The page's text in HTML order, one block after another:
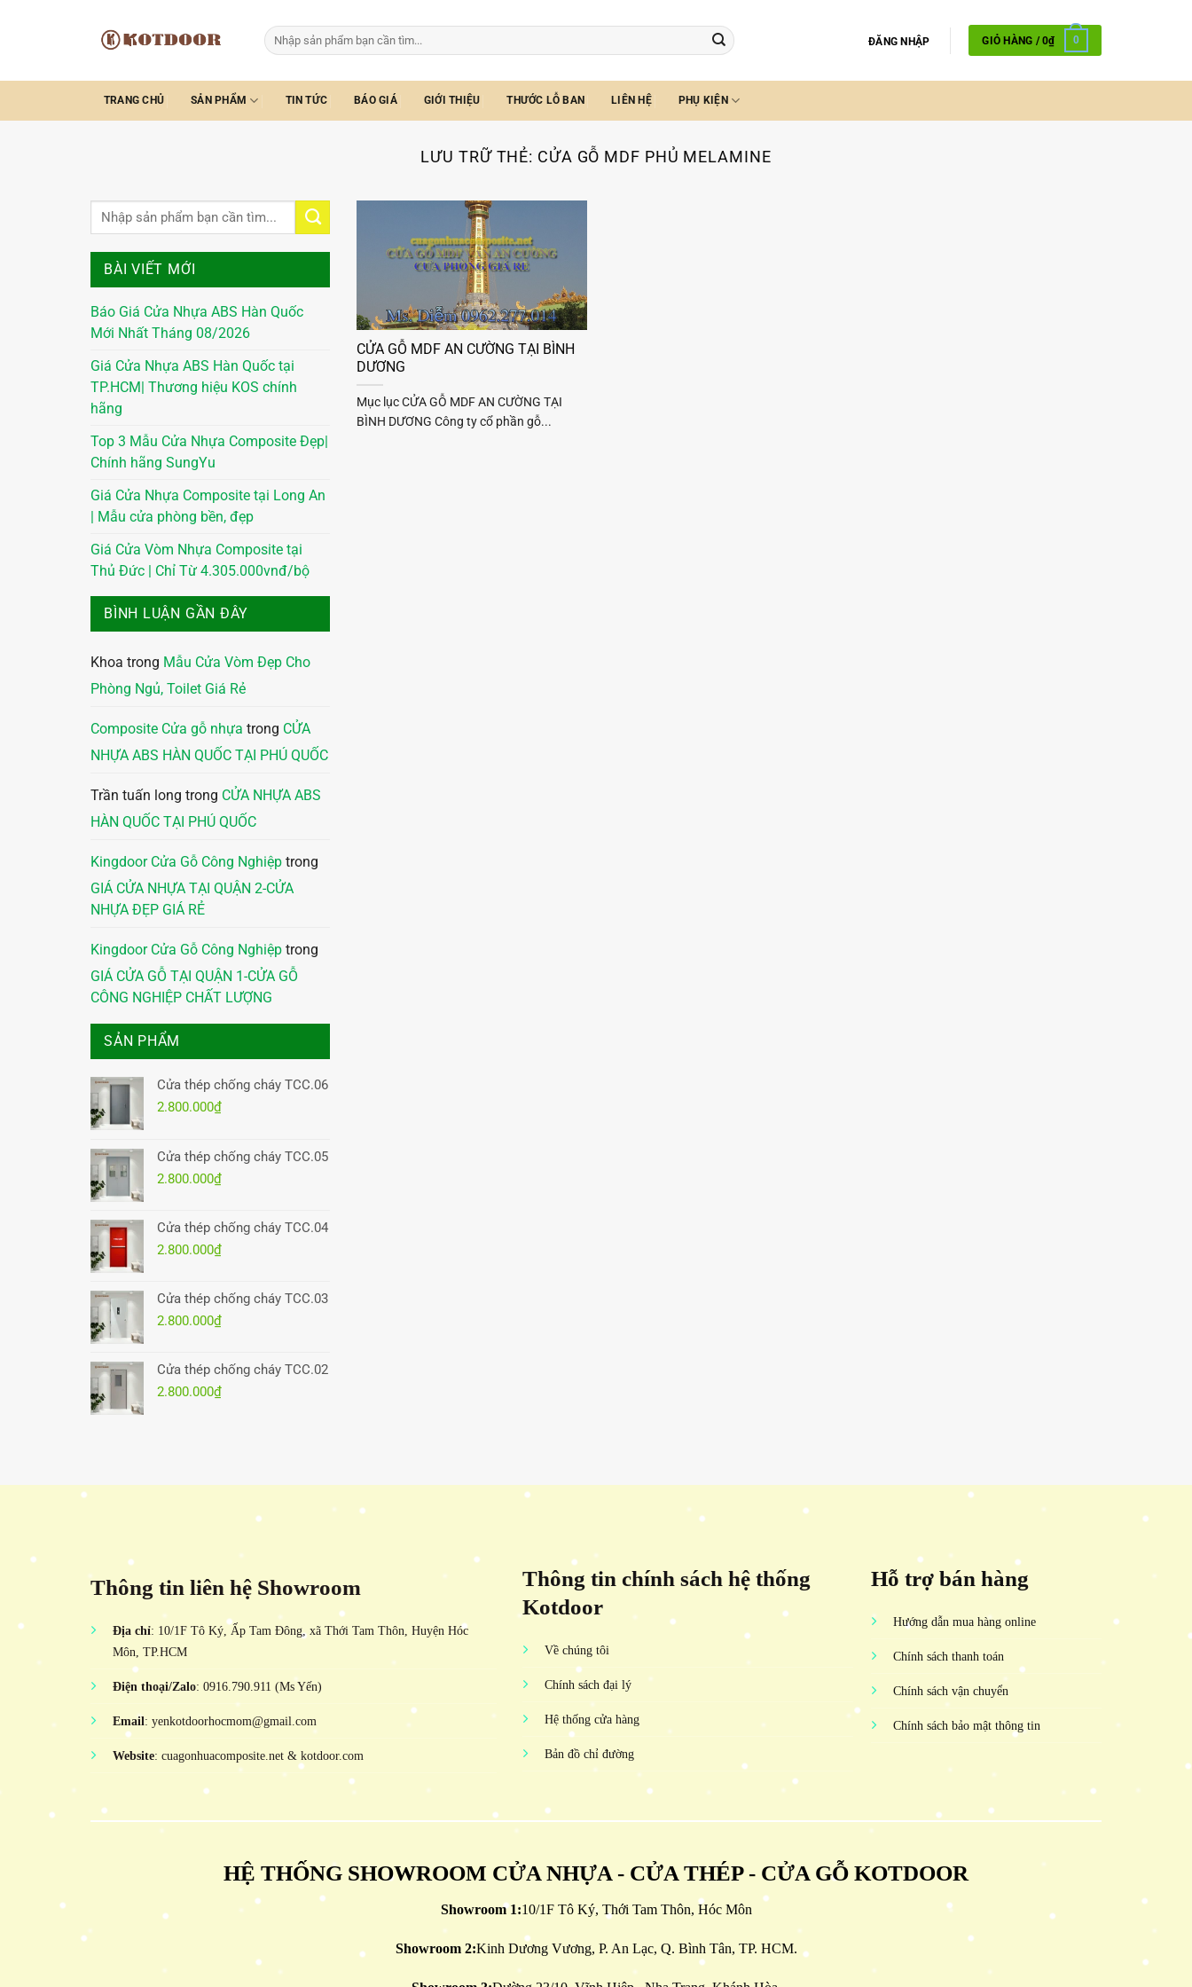
Tìm
kiếm:
ĐĂNG NHẬP GIỎ HÀNG /0₫ 0
TRANG CHỦ SẢN PHẨM TIN TỨC BÁO GIÁ GIỚI THIỆU THƯỚC LỖ BAN LIÊN HỆ PHỤ KIỆN
LƯU TRỮ THẺ: CỬA GỖ MDF PHỦ MELAMINE
BÀI VIẾT MỚI
Báo Giá Cửa Nhựa ABS Hàn Quốc
Mới Nhất Tháng 08/2026
Giá Cửa Nhựa ABS Hàn Quốc tại
TP.HCM| Thương hiệu KOS chính
hãng
Top 3 Mẫu Cửa Nhựa Composite Đẹp|
Chính hãng SungYu
Giá Cửa Nhựa Composite tại Long An
| Mẫu cửa phòng bền, đẹp
Giá Cửa Vòm Nhựa Composite tại
Thủ Đức | Chỉ Từ 4.305.000vnđ/bộ
BÌNH LUẬN GẦN ĐÂY
Khoa trong Mẫu Cửa Vòm Đẹp Cho
Phòng Ngủ, Toilet Giá Rẻ
Composite Cửa gỗ nhựa trong CỬA
NHỰA ABS HÀN QUỐC TẠI PHÚ QUỐC
Trần tuấn long trong CỬA NHỰA ABS
HÀN QUỐC TẠI PHÚ QUỐC
Kingdoor Cửa Gỗ Công Nghiệp trong
GIÁ CỬA NHỰA TẠI QUẬN 2-CỬA
NHỰA ĐẸP GIÁ RẺ
Kingdoor Cửa Gỗ Công Nghiệp trong
GIÁ CỬA GỖ TẠI QUẬN 1-CỬA GỖ
CÔNG NGHIỆP CHẤT LƯỢNG
SẢN PHẨM
Cửa thép chống cháy TCC.06
2.800.000₫
Cửa thép chống cháy TCC.05
2.800.000₫
Cửa thép chống cháy TCC.04
2.800.000₫
Cửa thép chống cháy TCC.03
2.800.000₫
Cửa thép chống cháy TCC.02
2.800.000₫
CỬA GỖ MDF AN CƯỜNG TẠI BÌNH
DƯƠNG
Mục lục CỬA GỖ MDF AN CƯỜNG TẠI
BÌNH DƯƠNG Công ty cổ phần gỗ...
Thông tin liên hệ Showroom
Địa chỉ: 10/1F Tô Ký, Ấp Tam Đông, xã Thới Tam Thôn, Huyện Hóc
Môn, TP.HCM
Điện thoại/Zalo: 0916.790.911 (Ms Yến)
Email: yenkotdoorhocmom@gmail.com
Website: cuagonhuacomposite.net & kotdoor.com
Thông tin chính sách hệ thống
Kotdoor
Về chúng tôi
Chính sách đại lý
Hệ thống cửa hàng
Bản đồ chỉ đường
Hỗ trợ bán hàng
Hướng dẫn mua hàng online
Chính sách thanh toán
Chính sách vận chuyển
Chính sách bảo mật thông tin
HỆ THỐNG SHOWROOM CỬA NHỰA - CỬA THÉP - CỬA GỖ KOTDOOR
Showroom 1:10/1F Tô Ký, Thới Tam Thôn, Hóc Môn
Showroom 2:Kinh Dương Vương, P. An Lạc, Q. Bình Tân, TP. HCM.